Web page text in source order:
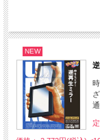
NEW